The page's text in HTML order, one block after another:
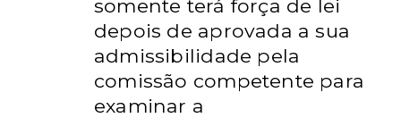
somente terá força de lei
depois de aprovada a sua
admissibilidade pela
comissão competente para
examinar a